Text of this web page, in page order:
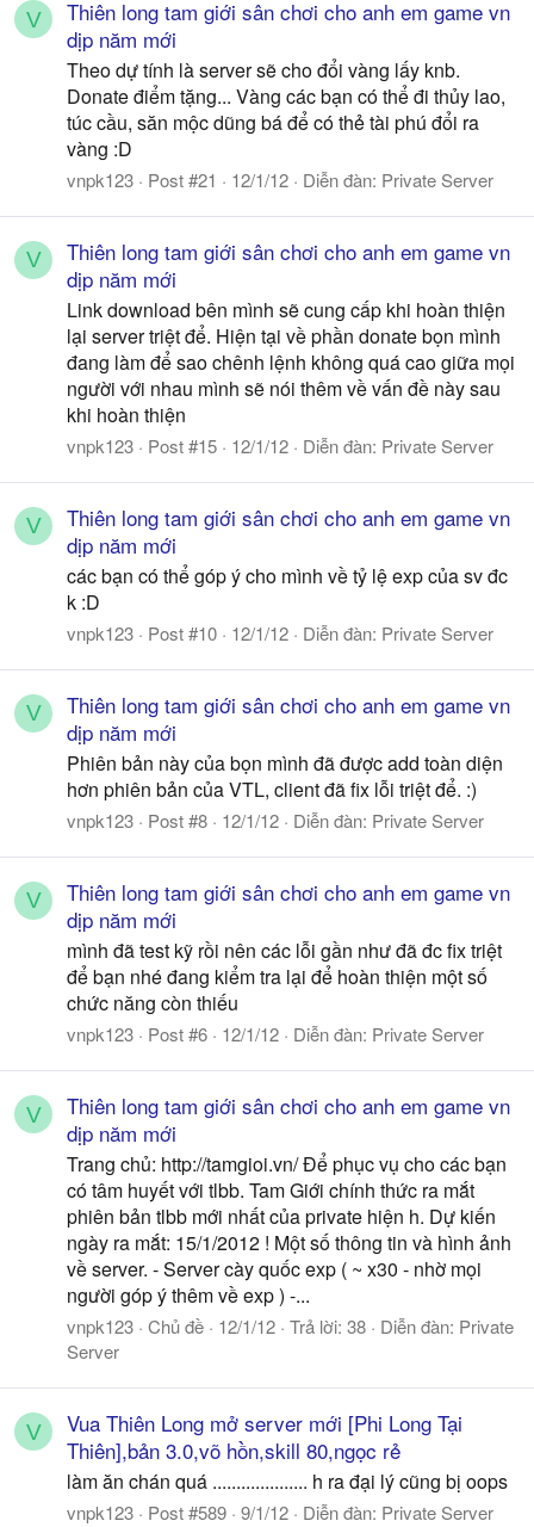
V
Thiên long tam giới sân chơi cho anh em game vn
dịp năm mới
Theo dự tính là server sẽ cho đổi vàng lấy knb.
Donate điểm tặng... Vàng các bạn có thể đi thủy lao,
túc cầu, săn mộc dũng bá để có thẻ tài phú đổi ra
vàng :D
vnpk123 Post #21 12/1/12 Diễn đàn: Private Server
V
Thiên long tam giới sân chơi cho anh em game vn
dịp năm mới
Link download bên mình sẽ cung cấp khi hoàn thiện
lại server triệt để. Hiện tại về phần donate bọn mình
đang làm để sao chênh lệnh không quá cao giữa mọi
người với nhau mình sẽ nói thêm về vấn đề này sau
khi hoàn thiện
vnpk123 Post #15 12/1/12 Diễn đàn: Private Server
V
Thiên long tam giới sân chơi cho anh em game vn
dịp năm mới
các bạn có thể góp ý cho mình về tỷ lệ exp của sv đc
k :D
vnpk123 Post #10 12/1/12 Diễn đàn: Private Server
V
Thiên long tam giới sân chơi cho anh em game vn
dịp năm mới
Phiên bản này của bọn mình đã được add toàn diện
hơn phiên bản của VTL, client đã fix lỗi triệt để. :)
vnpk123 Post #8 12/1/12 Diễn đàn: Private Server
V
Thiên long tam giới sân chơi cho anh em game vn
dịp năm mới
mình đã test kỹ rồi nên các lỗi gần như đã đc fix triệt
để bạn nhé đang kiểm tra lại để hoàn thiện một số
chức năng còn thiếu
vnpk123 Post #6 12/1/12 Diễn đàn: Private Server
V
Thiên long tam giới sân chơi cho anh em game vn
dịp năm mới
Trang chủ: http://tamgioi.vn/ Để phục vụ cho các bạn
có tâm huyết với tlbb. Tam Giới chính thức ra mắt
phiên bản tlbb mới nhất của private hiện h. Dự kiến
ngày ra mắt: 15/1/2012 ! Một số thông tin và hình ảnh
về server. - Server cày quốc exp ( ~ x30 - nhờ mọi
người góp ý thêm về exp ) -...
vnpk123 Chủ đề 12/1/12 Trả lời: 38 Diễn đàn: Private
Server
V
Vua Thiên Long mở server mới [Phi Long Tại
Thiên],bản 3.0,võ hồn,skill 80,ngọc rẻ
làm ăn chán quá .................... h ra đại lý cũng bị oops
vnpk123 Post #589 9/1/12 Diễn đàn: Private Server